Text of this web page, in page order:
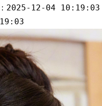
：2025-12-04 10:19:03